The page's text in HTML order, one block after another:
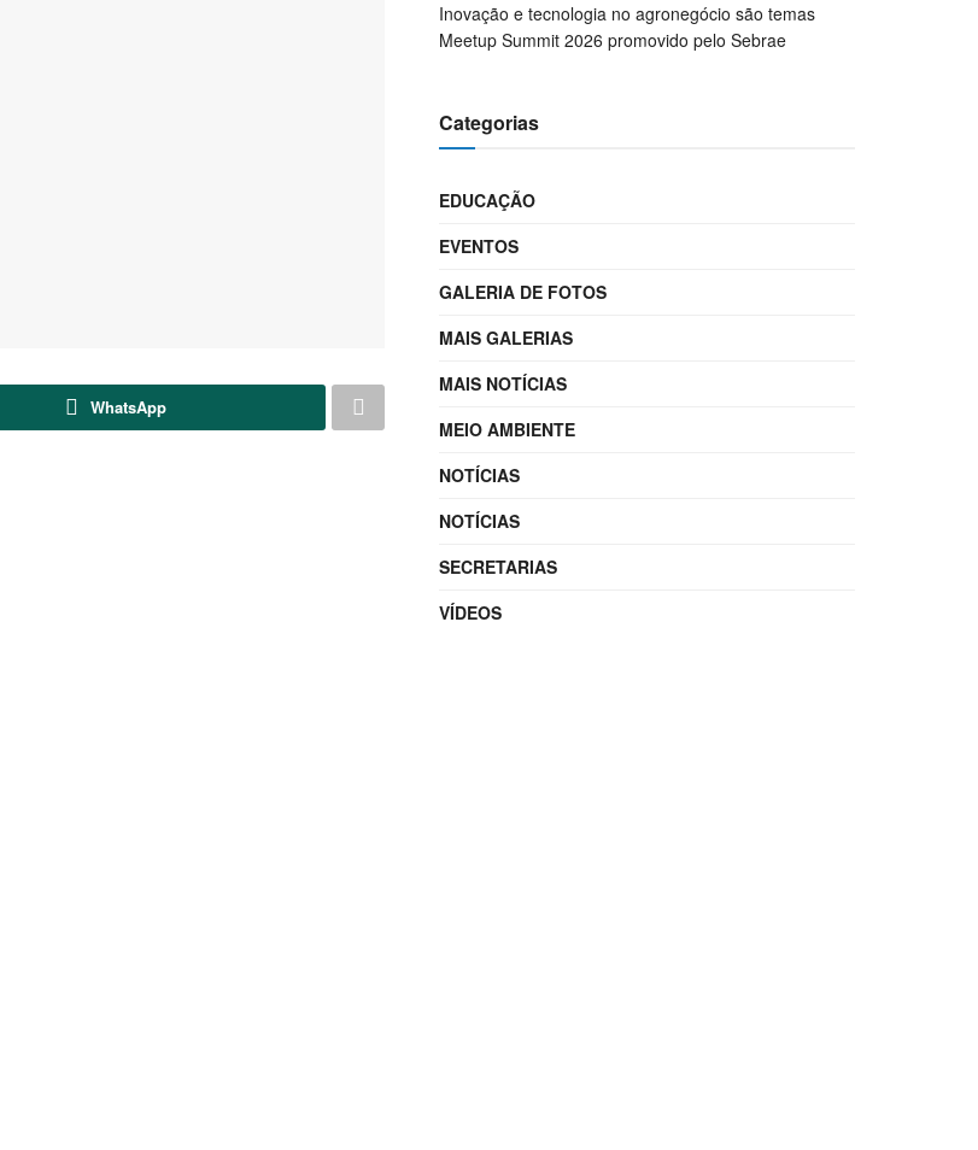
WhatsApp
Inovação e tecnologia no agronegócio são temas
Meetup Summit 2026 promovido pelo Sebrae
Categorias
EDUCAÇÃO
EVENTOS
GALERIA DE FOTOS
MAIS GALERIAS
MAIS NOTÍCIAS
MEIO AMBIENTE
NOTÍCIAS
NOTÍCIAS
SECRETARIAS
VÍDEOS